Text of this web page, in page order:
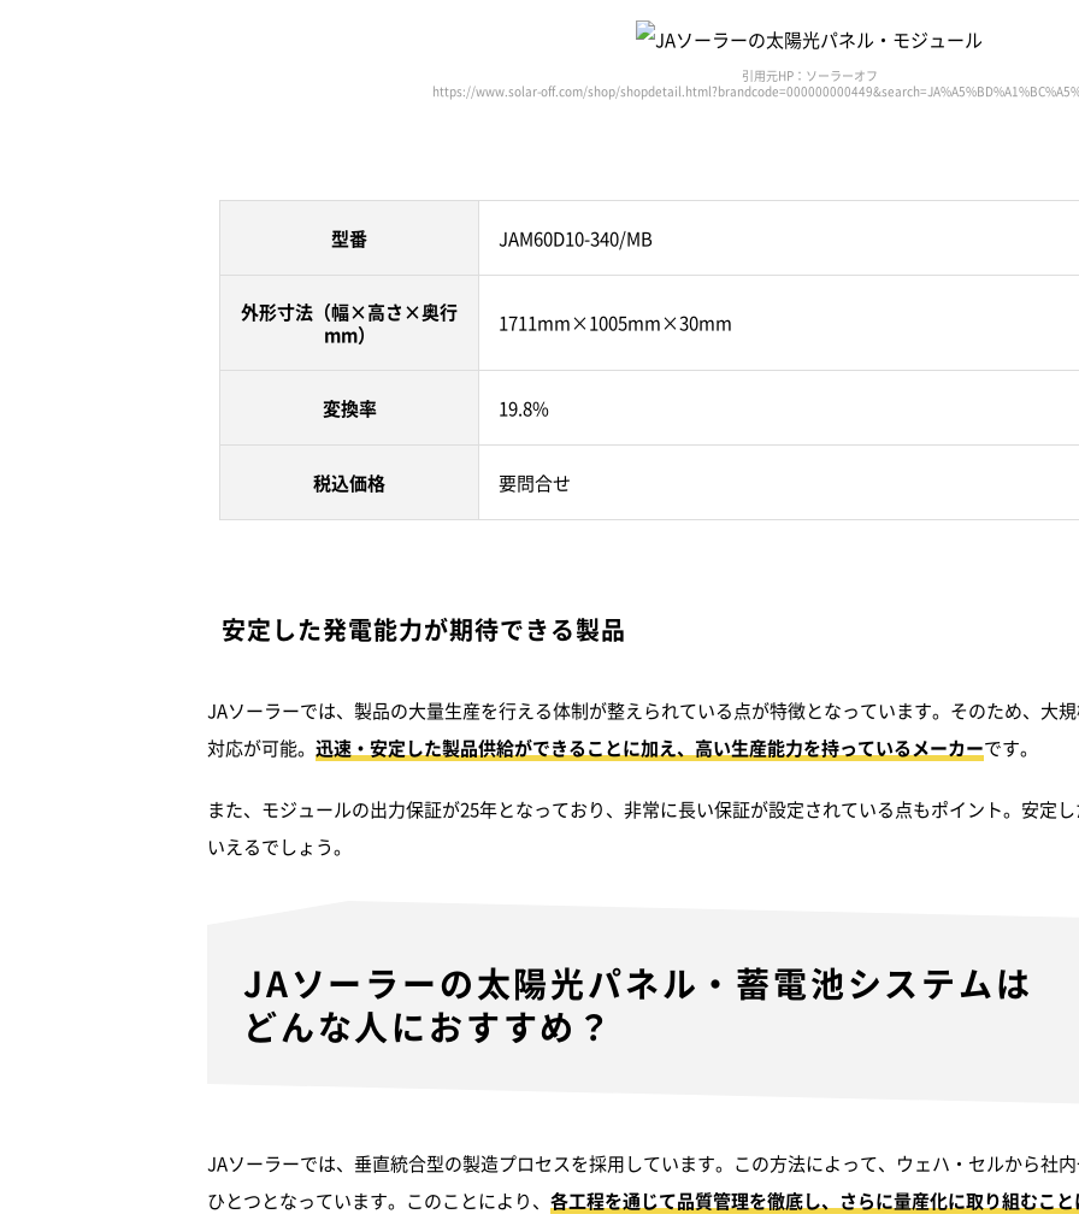
引用元HP：ソーラーオフ
https://www.solar-off.com/shop/
型番 JAM60D10-340/MB
外形寸法（幅×高さ×奥行
mm）
1711mm×1005mm×30mm
変換率 19.8%
税込価格 要問合せ
安定した発電能力が期待できる製品
JAソーラーでは、製品の大量生産を行える体制が整えられている点が特徴となっています。そのため、大
対応が可能。 迅速・安定した製品供給ができることに加え、高い生産能力を持っているメーカーです。
また、モジュールの出力保証が25年となっており、非常に長い保証が設定されている点もポイント。安定
いえるでしょう。
JAソーラーの太陽光パネル・蓄電池システムは
どんな人におすすめ？
JAソーラーでは、垂直統合型の製造プロセスを採用しています。この方法によって、ウェハ・セルから社
ひとつとなっています。このことにより、 各工程を通じて品質管理を徹底し、さらに量産化に取り組むこ